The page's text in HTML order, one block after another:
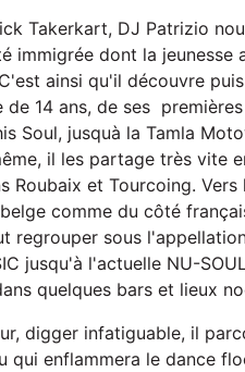
Takerkart, DJ Patrizio
immigrée dont la
ainsi qu'il découvre
de 14 ans, de ses
Soul, jusquà la Tamla
il les partage très vite
Roubaix et Tourcoing.
comme du côté
regrouper sous
jusqu'à l'actuelle NU-
quelques bars et lieux
digger infatiguable, il
qui enflammera le dance